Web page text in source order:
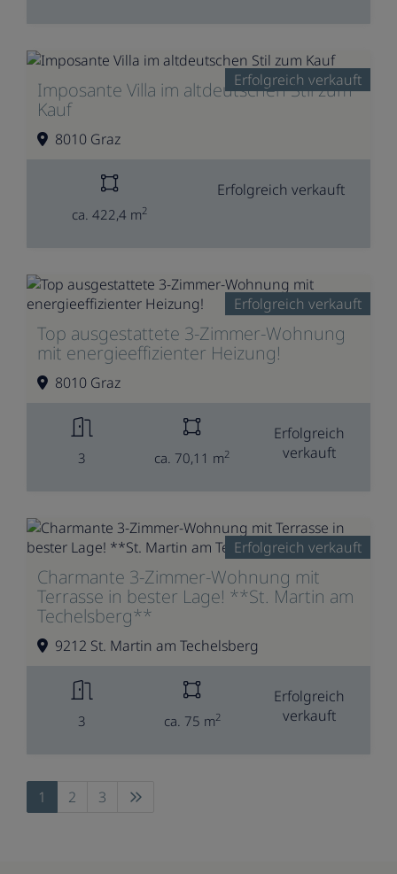
Erfolgreich verkauft
Imposante Villa im altdeutschen Stil zum
Kauf
8010 Graz
ca. 422,4 m2
Erfolgreich verkauft
Erfolgreich verkauft
Top ausgestattete 3-Zimmer-Wohnung
mit energieeffizienter Heizung!
8010 Graz
3 ca. 70,11 m2
Erfolgreich
verkauft
Erfolgreich verkauft
Charmante 3-Zimmer-Wohnung mit
Terrasse in bester Lage! **St. Martin am
Techelsberg**
9212 St. Martin am Techelsberg
3 ca. 75 m2
Erfolgreich
verkauft
1 2 3